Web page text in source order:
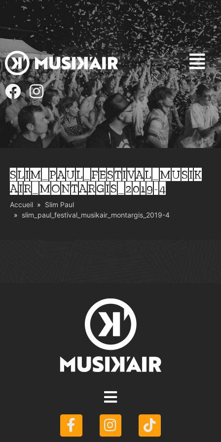
SLIM_PAUL_FESTIVAL_MUSIK
AIR_MONTARGIS_2019-4
Accueil
Slim Paul
slim_paul_festival_musikair_montargis_2019-4